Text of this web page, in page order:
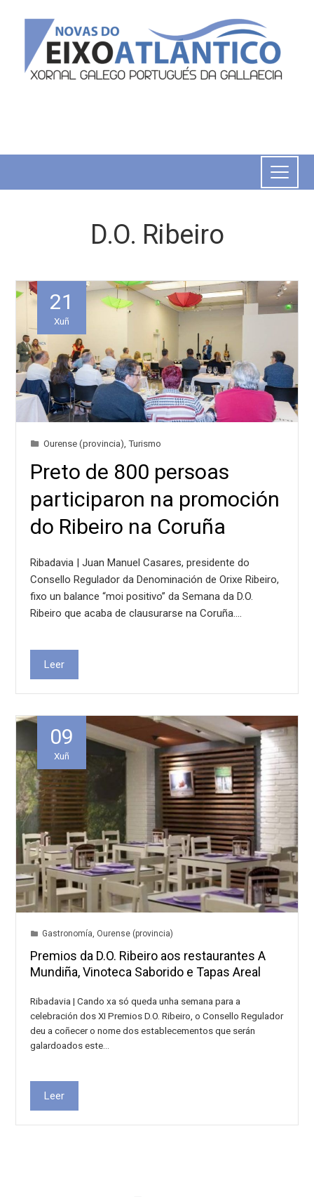
D.O. Ribeiro
21
Xuñ
Ourense (provincia) ,Turismo
Preto de 800 persoas
participaron na promoción
do Ribeiro na Coruña
Ribadavia | Juan Manuel Casares, presidente do
Consello Regulador da Denominación de Orixe Ribeiro,
fixo un balance “moi positivo” da Semana da D.O.
Ribeiro que acaba de clausurarse na Coruña.…
Leer
09
Xuñ
Gastronomía, Ourense (provincia)
Premios da D.O. Ribeiro aos restaurantes A
Mundiña, Vinoteca Saborido e Tapas Areal
Ribadavia | Cando xa só queda unha semana para a
celebración dos XI Premios D.O. Ribeiro, o Consello Regulador
deu a coñecer o nome dos establecementos que serán
galardoados este…
Leer